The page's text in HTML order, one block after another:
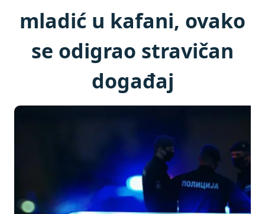
mladić u kafani, ovako
se odigrao stravičan
događaj